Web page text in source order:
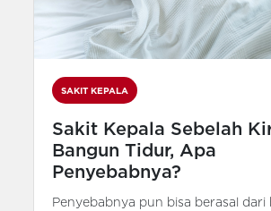
SAKIT KEPALA
Sakit Kepala Sebelah
Bangun Tidur, Apa
Penyebabnya?
Penyebabnya pun bisa berasal dari